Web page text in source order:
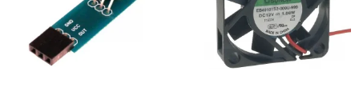
Datalogger
Module